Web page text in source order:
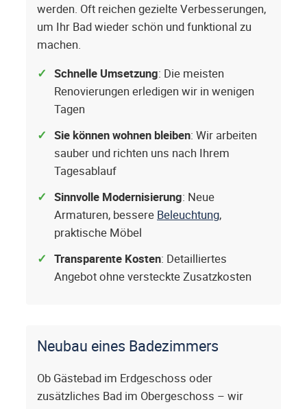
werden. Oft reichen gezielte Verbesserungen,
um Ihr Bad wieder schön und funktional zu
machen.
Schnelle Umsetzung: Die meisten
Renovierungen erledigen wir in wenigen
Tagen
Sie können wohnen bleiben: Wir arbeiten
sauber und richten uns nach Ihrem
Tagesablauf
Sinnvolle Modernisierung: Neue
Armaturen, bessere Beleuchtung,
praktische Möbel
Transparente Kosten: Detailliertes
Angebot ohne versteckte Zusatzkosten
Neubau eines Badezimmers
Ob Gästebad im Erdgeschoss oder
zusätzliches Bad im Obergeschoss – wir